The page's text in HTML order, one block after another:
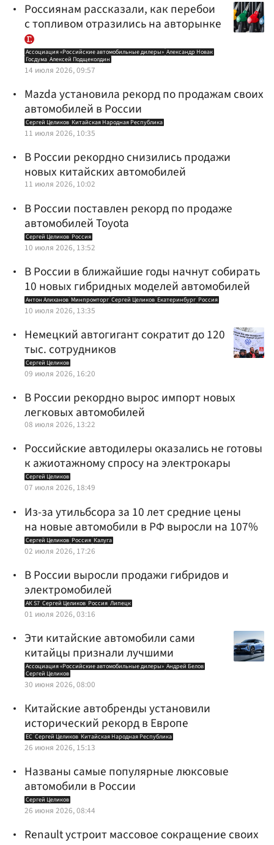
Россиянам рассказали, как перебои
с топливом отразились на авторынке
Ассоциация «Российские автомобильные дилеры» Александр Новак
Госдума Алексей Подщеколдин
14 июля 2026, 09:57
Mazda установила рекорд по продажам своих
автомобилей в России
Сергей Целиков Китайская Народная Республика
11 июля 2026, 10:35
В России рекордно снизились продажи
новых китайских автомобилей
11 июля 2026, 10:02
В России поставлен рекорд по продаже
автомобилей Toyota
Сергей Целиков Россия
10 июля 2026, 13:52
В России в ближайшие годы начнут собирать
10 новых гибридных моделей автомобилей
Антон Алиханов Минпромторг Сергей Целиков Екатеринбург Россия
10 июля 2026, 13:35
Немецкий автогигант сократит до 120
тыс. сотрудников
Сергей Целиков
09 июля 2026, 16:20
В России рекордно вырос импорт новых
легковых автомобилей
08 июля 2026, 13:22
Российские автодилеры оказались не готовы
к ажиотажному спросу на электрокары
Сергей Целиков
07 июля 2026, 18:49
Из-за утильбсора за 10 лет средние цены
на новые автомобили в РФ выросли на 107%
Сергей Целиков Россия Калуга
02 июля 2026, 17:26
В России выросли продажи гибридов и
электромобилей
АК S7 Сергей Целиков Россия Липецк
01 июля 2026, 03:16
Эти китайские автомобили сами
китайцы признали лучшими
Ассоциация «Российские автомобильные дилеры» Андрей Белов
Сергей Целиков
30 июня 2026, 08:00
Китайские автобренды установили
исторический рекорд в Европе
ЕС Сергей Целиков Китайская Народная Республика
26 июня 2026, 15:13
Названы самые популярные люксовые
автомобили в России
Сергей Целиков
26 июня 2026, 08:44
Renault устроит массовое сокращение своих